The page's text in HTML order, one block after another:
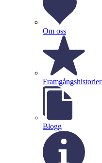
Om oss
Framgångshistorier
Blogg